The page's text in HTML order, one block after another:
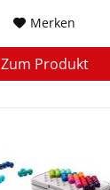
Merken
Zum Produkt